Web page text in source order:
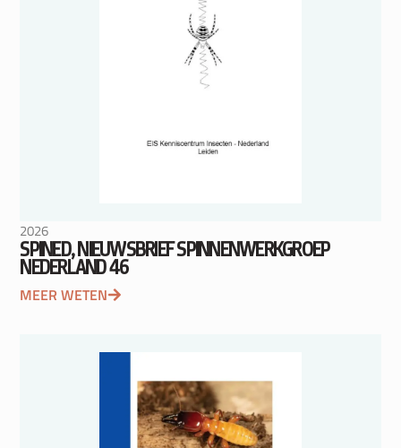
2026
SPINED, NIEUWSBRIEF SPINNENWERKGROEP
NEDERLAND 46
MEER WETEN